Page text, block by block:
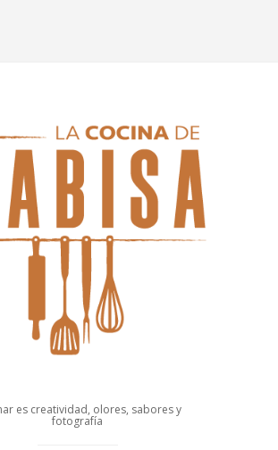
es creatividad, olores, sabores y
fotografía